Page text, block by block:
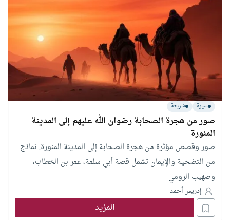
سيرة شريعة
صور من هجرة الصحابة رضوان الله عليهم إلى المدينة
المنورة
صور وقصص مؤثرة من هجرة الصحابة إلى المدينة المنورة. نماذج
من التضحية والإيمان تشمل قصة أبي سلمة، عمر بن الخطاب،
وصهيب الرومي
إدريس أحمد
المزيد